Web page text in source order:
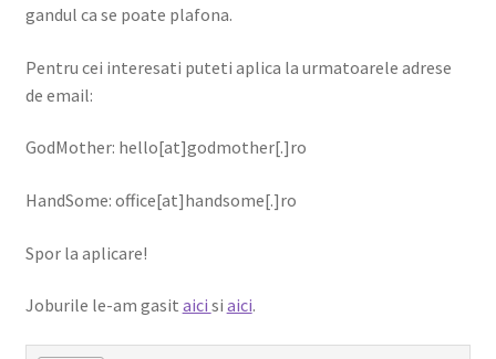
gandul ca se poate plafona.
Pentru cei interesati puteti aplica la urmatoarele adrese
de email:
GodMother: hello[at]godmother[.]ro
HandSome: office[at]handsome[.]ro
Spor la aplicare!
Joburile le-am gasit aici si aici.